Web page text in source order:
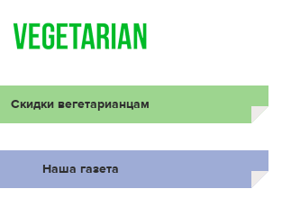
Скидки вегетарианцам
Наша газета